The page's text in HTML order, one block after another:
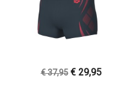
€ 37,95 € 29,95